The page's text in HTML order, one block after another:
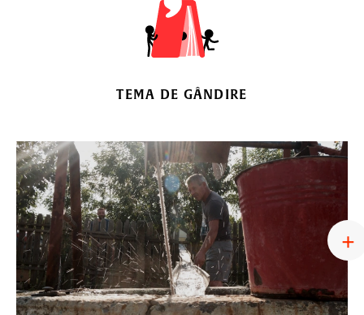
TEMA DE GÂNDIRE